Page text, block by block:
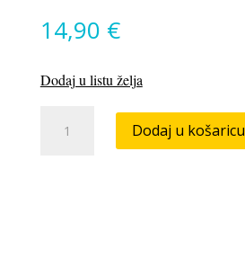
14,90 €
Dodaj u listu želja
Dodaj u košaricu